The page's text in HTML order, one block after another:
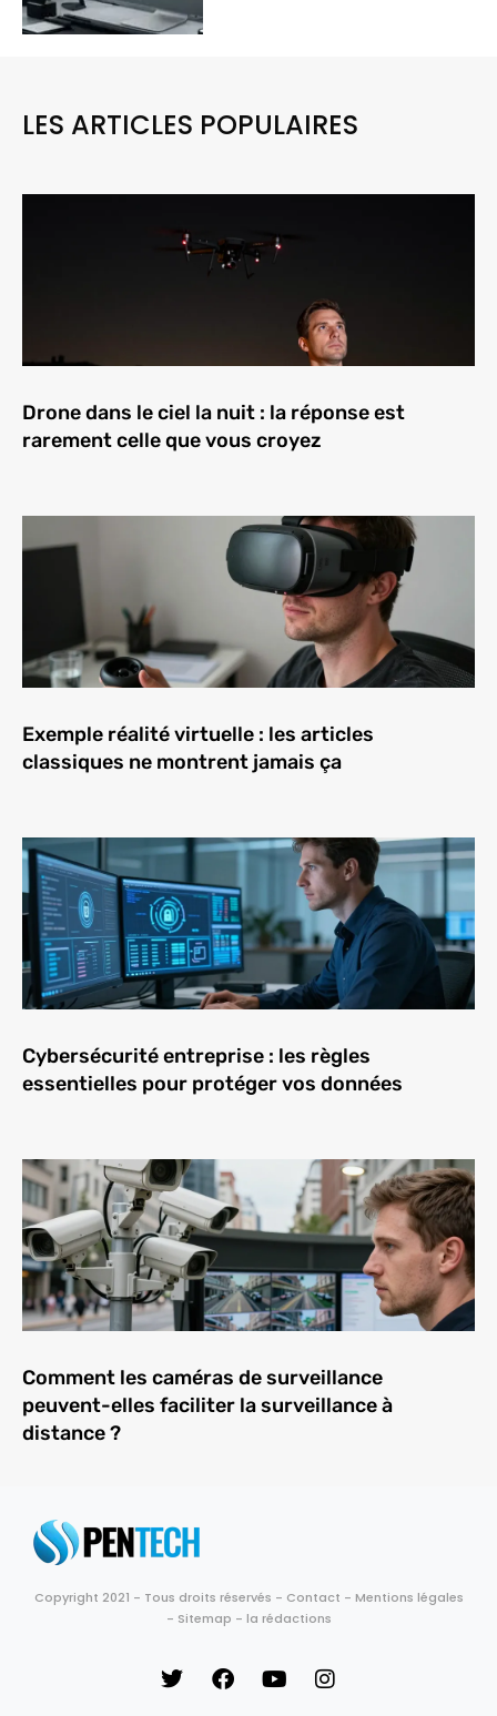
LES ARTICLES POPULAIRES
Drone dans le ciel la nuit : la réponse est
rarement celle que vous croyez
Exemple réalité virtuelle : les articles
classiques ne montrent jamais ça
Cybersécurité entreprise : les règles
essentielles pour protéger vos données
Comment les caméras de surveillance
peuvent-elles faciliter la surveillance à
distance ?
Copyright 2021 - Tous droits réservés - Contact - Mentions légales
- Sitemap - la rédactions